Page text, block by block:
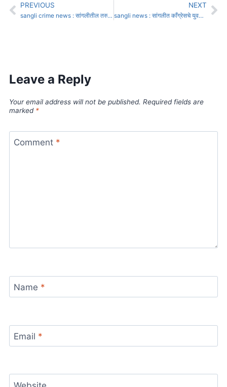
PREVIOUS
sangli crime news : सांगलीतील तरुणीला लग्नाचे आमिष दाखवून केले अत्याचार : 12 लाखांची केली फसवणूक,
NEXT
sangli news : सांगलीत काँग्रेसचे युवक पदाधिकारी, अनेक माजी नगरसेवक भाजपच्या संपर्कात
Leave a Reply
Your email address will not be published. Required fields are
marked *
Comment *
Name *
Email *